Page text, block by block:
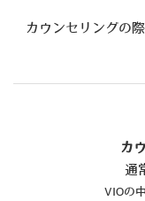
カウンセリングの
カ
通
VIOの